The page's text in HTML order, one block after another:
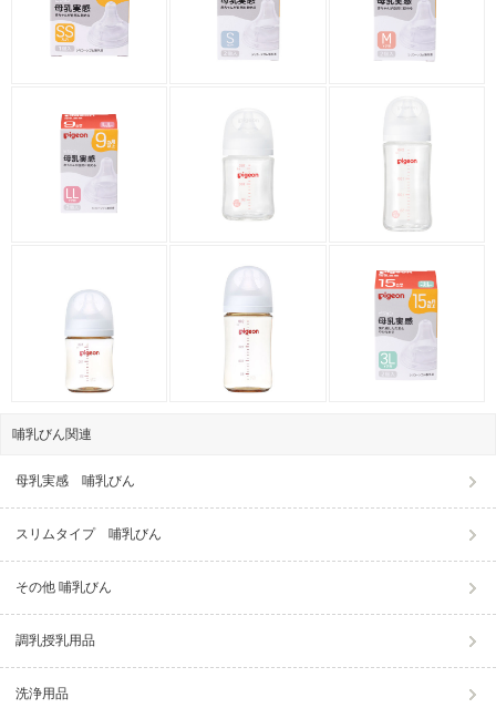
哺乳びん関連
母乳実感 哺乳びん
スリムタイプ 哺乳びん
その他 哺乳びん
調乳授乳用品
洗浄用品